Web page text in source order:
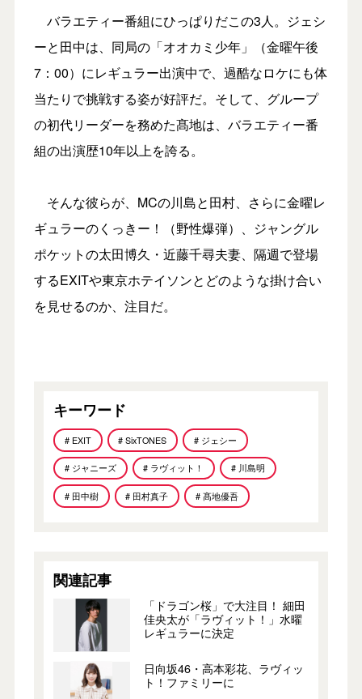
バラエティー番組にひっぱりだこの3人。ジェシ
ーと田中は、同局の「オオカミ少年」（金曜午後
7：00）にレギュラー出演中で、過酷なロケにも体
当たりで挑戦する姿が好評だ。そして、グループ
の初代リーダーを務めた髙地は、バラエティー番
組の出演歴10年以上を誇る。
そんな彼らが、MCの川島と田村、さらに金曜レ
ギュラーのくっきー！（野性爆弾）、ジャングル
ポケットの太田博久・近藤千尋夫妻、隔週で登場
するEXITや東京ホテイソンとどのような掛け合い
を見せるのか、注目だ。
キーワード
# EXIT # SixTONES # ジェシー
# ジャニーズ # ラヴィット！ # 川島明
# 田中樹 # 田村真子 # 髙地優吾
関連記事
「ドラゴン桜」で大注目！ 細田
佳央太が「ラヴィット！」水曜
レギュラーに決定
日向坂46・高本彩花、ラヴィッ
ト！ファミリーに